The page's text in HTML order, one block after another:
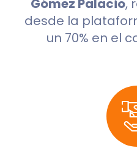
Gómez Palacio,
desde la
un 70% en el